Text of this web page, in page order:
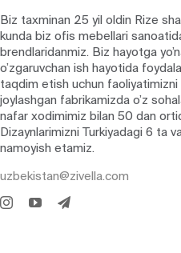
Biz taxminan 25 yil oldin Rize
kunda biz ofis mebellari
brendlaridanmiz. Biz hayotga
o’zgaruvchan ish hayotida
taqdim etish uchun
joylashgan fabrikamizda o’z
nafar xodimimiz bilan 50 dan
Dizaynlarimizni Turkiyadagi 6 ta
namoyish etamiz.
uzbekistan@zivella.com